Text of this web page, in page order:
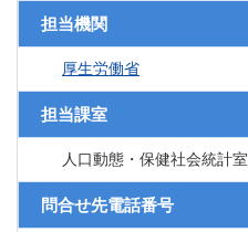
担当機関
厚生労働省
担当課室
人口動態・保健社会統計室
問合せ先電話番号